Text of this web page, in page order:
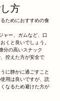
方
ためにおすすめの食
ャー、ガムなど、口
くと良いでしょう。
分の高いスナック
控えた方が安全で
に静かに過ごすこと
用は良いですが、読
なるため避けた方が